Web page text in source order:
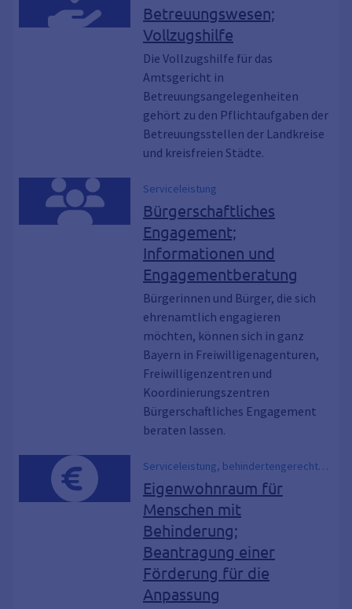
Betreuungswesen;
Vollzugshilfe
Die Vollzugshilfe für das
Amtsgericht in
Betreuungsangelegenheiten
gehört zu den Pflichtaufgaben der
Betreuungsstellen der Landkreise
und kreisfreien Städte.
Serviceleistung
Bürgerschaftliches
Engagement;
Informationen und
Engagementberatung
Bürgerinnen und Bürger, die sich
ehrenamtlich engagieren
möchten, können sich in ganz
Bayern in Freiwilligenagenturen,
Freiwilligenzentren und
Koordinierungszentren
Bürgerschaftliches Engagement
beraten lassen.
Serviceleistung, behindertengerechte
Anpassung von Wohnraum,
behindertengerechte Ausstattung,
Eigenwohnungen schwer behinderte
Menschen, Rampe für Rollstuhlfahrer,
Wohnbauförderung,
Wohnraumförderung,
Wohnungsbauförderung
Eigenwohnraum für
Menschen mit
Behinderung;
Beantragung einer
Förderung für die
Anpassung